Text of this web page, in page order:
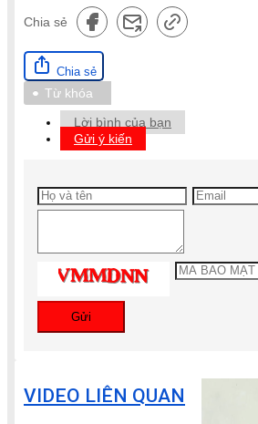
Chia sẻ
Chia sẻ
Từ khóa
Lời bình của bạn
Gửi ý kiến
Gửi
VIDEO LIÊN QUAN